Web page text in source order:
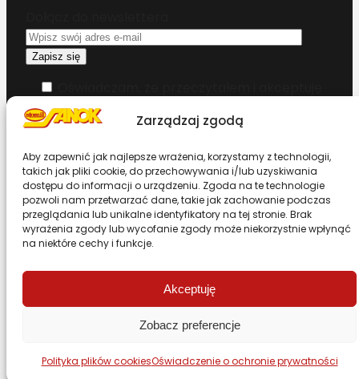
Zarządzaj zgodą
Aby zapewnić jak najlepsze wrażenia, korzystamy z technologii,
takich jak pliki cookie, do przechowywania i/lub uzyskiwania
dostępu do informacji o urządzeniu. Zgoda na te technologie
pozwoli nam przetwarzać dane, takie jak zachowanie podczas
przeglądania lub unikalne identyfikatory na tej stronie. Brak
wyrażenia zgody lub wycofanie zgody może niekorzystnie wpłynąć
na niektóre cechy i funkcje.
Akceptuję
Zobacz preferencje
Polityka plików cookiesOświadczenie o ochronie prywatności
warunki korzystania z serwisu
Design & Code by Foxstudio.eu
Przewiń stronę do góry